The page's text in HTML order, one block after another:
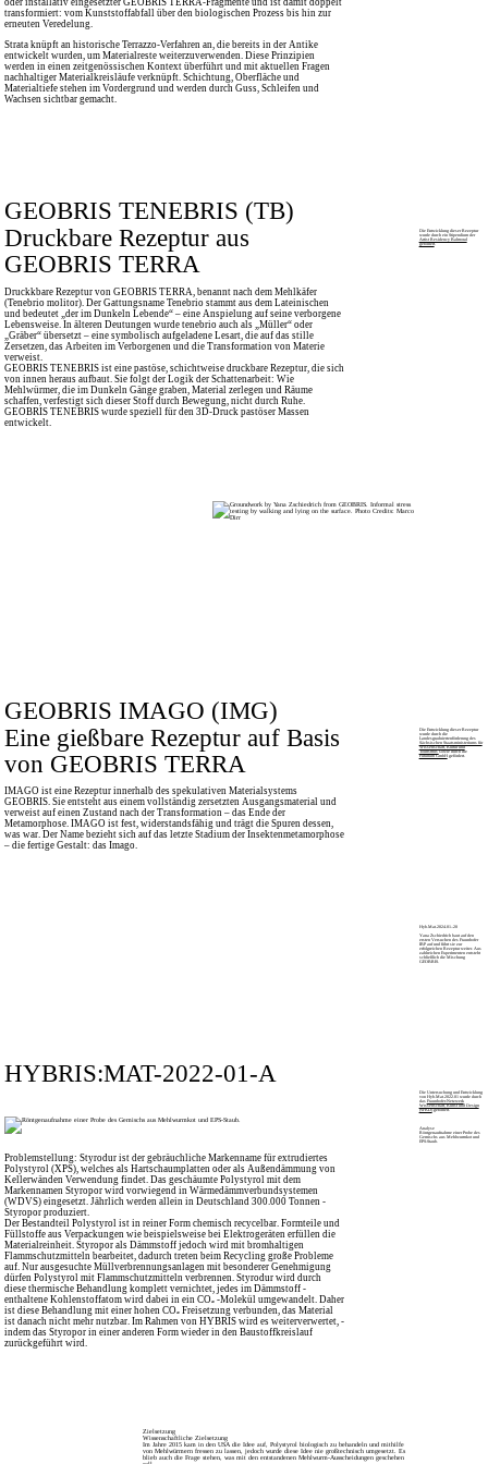
oder installativ eingesetzter GEOBRIS TERRA-Fragmente und ist damit doppelt
transformiert: vom Kunststoffabfall über den biologischen Prozess bis hin zur
erneuten Veredelung.
Strata knüpft an historische Terrazzo-Verfahren an, die bereits in der Antike
entwickelt wurden, um Materialreste weiterzuverwenden. Diese Prinzipien
werden in einen zeitgenössischen Kontext überführt und mit aktuellen Fragen
nachhaltiger Materialkreisläufe verknüpft. Schichtung, Oberfläche und
Materialtiefe stehen im Vordergrund und werden durch Guss, Schleifen und
Wachsen sichtbar gemacht.
GEOBRIS TENEBRIS (TB)
Druckbare Rezeptur aus
GEOBRIS TERRA
Die Entwicklung dieser Rezeptur
wurde durch ein Stipendium der
Artist Residency Balmoral
gefördert.
Druckkbare Rezeptur von GEOBRIS TERRA, benannt nach dem Mehlkäfer
(Tenebrio molitor). Der Gattungsname Tenebrio stammt aus dem Lateinischen
und bedeutet „der im Dunkeln Lebende“ – eine Anspielung auf seine verborgene
Lebensweise. In älteren Deutungen wurde tenebrio auch als „Müller“ oder
„Gräber“ übersetzt – eine symbolisch aufgeladene Lesart, die auf das stille
Zersetzen, das Arbeiten im Verborgenen und die Transformation von Materie
verweist.
GEOBRIS TENEBRIS ist eine pastöse, schichtweise druckbare Rezeptur, die sich
von innen heraus aufbaut. Sie folgt der Logik der Schattenarbeit: Wie
Mehlwürmer, die im Dunkeln Gänge graben, Material zerlegen und Räume
schaffen, verfestigt sich dieser Stoff durch Bewegung, nicht durch Ruhe.
GEOBRIS TENEBRIS wurde speziell für den 3D-Druck pastöser Massen
entwickelt.
GEOBRIS IMAGO (IMG)
Eine gießbare Rezeptur auf Basis
von GEOBRIS TERRA
Die Entwicklung dieser Rezeptur
wurde durch die
Landesgraduiertenförderung des
Sächsischen Staatsministeriums für
Wissenschaft, Kultur und
Tourismussowie durch die
Futurium GmbHgefördert.
IMAGO ist eine Rezeptur innerhalb des spekulativen Materialsystems
GEOBRIS. Sie entsteht aus einem vollständig zersetzten Ausgangsmaterial und
verweist auf einen Zustand nach der Transformation – das Ende der
Metamorphose. IMAGO ist fest, widerstandsfähig und trägt die Spuren dessen,
was war. Der Name bezieht sich auf das letzte Stadium der Insektenmetamorphose
– die fertige Gestalt: das Imago.
Hyb.Mat.2024.01–20
Yana Zschiedrich baut auf den
ersten Versuchen des Fraunhofer
IBP auf und führt sie zur
erfolgreichen Rezeptur weiter. Aus
zahlreichen Experimenten entsteht
schließlich die Mischung
GEOBRIS.
HYBRIS:MAT-2022-01-A
Die Untersuchung und Entwicklung
von Hyb.Mat.2022.01 wurde durch
das Fraunhofer-Netzwerk
Wissenschaft, Kunst und Design
(WKD) gefördert.
Analyse
Röntgenaufnahme einer Probe des
Gemischs aus Mehlwurmkot und
EPS-Staub.
Problemstellung: Styrodur ist der gebräuchliche Markenname für extrudiertes
Polystyrol (XPS), welches als Hartschaumplatten oder als Außen­dämmung von
Kellerwänden Verwendung findet. Das geschäumte Polystyrol mit dem
Markennamen Styropor wird vorwiegend in Wärme­dämmver­bundsystemen
(WDVS) eingesetzt. ­Jährlich werden allein in Deutschland 300.000 Tonnen ­
Styropor produziert.
Der Bestandteil Polystyrol ist in reiner Form chemisch recycelbar. Form­teile und
Füllstoffe aus Verpackungen wie beispielsweise bei Elektrogeräten erfüllen die
Materialreinheit. Styropor als Dämmstoff jedoch wird mit bromhaltigen
Flammschutzmitteln bearbeitet, dadurch treten beim Recycling große Probleme
auf. Nur ausgesuchte Müllverbrennungs­anlagen mit besonderer Genehmigung
dürfen Poly­styrol mit Flamm­schutz­mitteln verbrennen. Styrodur wird durch
diese thermische Behandlung komplett vernichtet, jedes im Dämmstoff ­
enthaltene Kohlenstoffatom wird dabei in ein CO₂ -­Molekül umgewandelt. Daher
ist diese Behandlung mit einer hohen CO₂ Frei­setzung verbunden, das Material
ist danach nicht mehr nutzbar. Im Rahmen von HYBRIS wird es weiterverwertet, ­
indem das Styropor in einer anderen Form wieder in den Bau­stoff­­kreis­lauf
zurückgeführt wird.
Zielsetzung
Wissenschaftliche Zielsetzung
Im Jahre 2015 kam in den USA die Idee auf, Polystyrol biologisch zu behandeln und mithilfe
von Mehlwürmern fressen zu lassen, jedoch wurde diese Idee nie großtechnisch umgesetzt. Es
blieb auch die Frage stehen, was mit den entstandenen Mehlwurm-Ausscheidungen geschehen